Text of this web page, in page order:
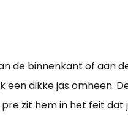
de binnenkant of aan
een dikke jas omheen.
zit hem in het feit